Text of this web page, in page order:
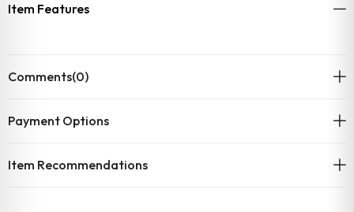
Item Features
Comments(0)
Payment Options
Item Recommendations